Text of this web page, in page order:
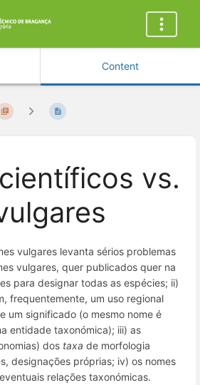
Content
vs.
vulgares levanta sérios problemas
vulgares, quer publicados quer na
para designar todas as espécies; ii)
frequentemente, um uso regional
um significado (o mesmo nome é
entidade taxonómica); iii) as
dos taxa de morfologia
designações próprias; iv) os nomes
relações taxonómicas.